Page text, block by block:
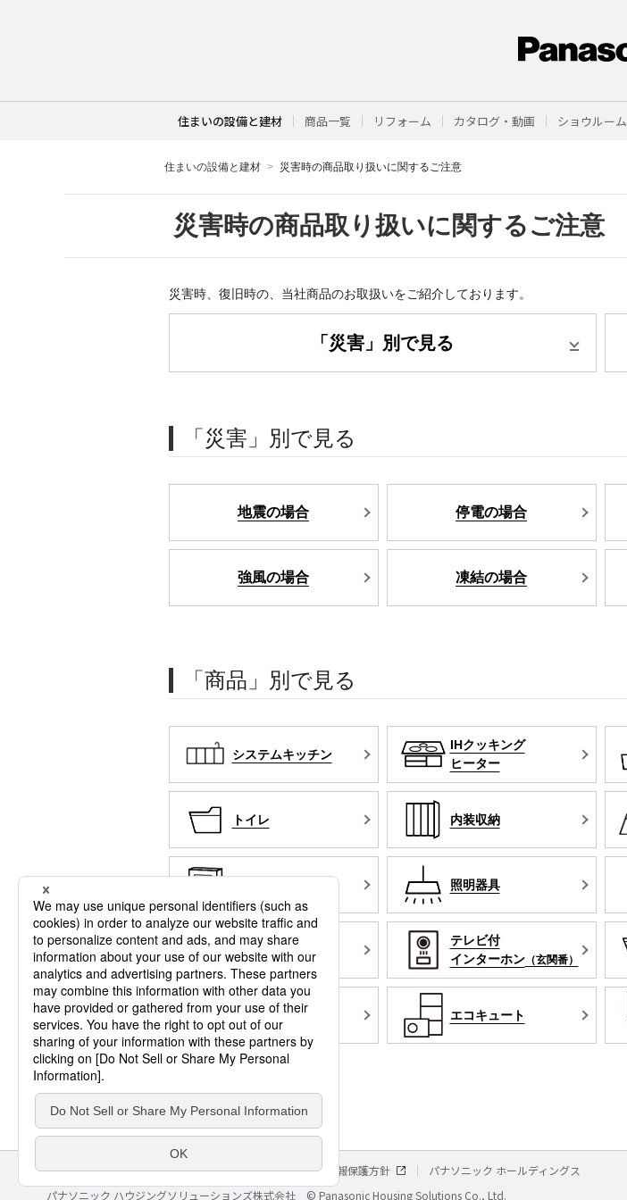
住まいの設備と建材 商品一覧 リフォーム カタログ・動画 ショウルーム
住まいの設備と建材 災害時の商品取り扱いに関するご注意
災害時の商品取り扱いに関するご注意
災害時、復旧時の、当社商品のお取扱いをご紹介しております。
「災害」別で見る
「災害」別で見る
地震の場合 停電の場合
強風の場合 凍結の場合
「商品」別で見る
システムキッチン
IHクッキング
ヒーター
トイレ 内装収納
照明器具
電気鍵システム
（戸建住宅用）
テレビ付
インターホン（玄関番）
蓄電システム エコキュート
サイトのご利用にあたって クッキーポリシー 個人情報保護方針 パナソニック ホールディングス
パナソニック ハウジングソリューションズ株式会社
© Panasonic Housing Solutions Co., Ltd.